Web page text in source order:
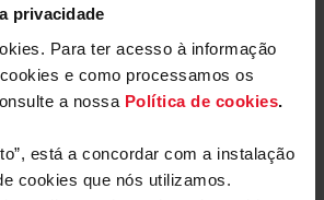
privacidade
Para ter acesso à informação
e como processamos os
a nossa Política de cookies.
está a concordar com a instalação
cookies que nós utilizamos.
Transferências